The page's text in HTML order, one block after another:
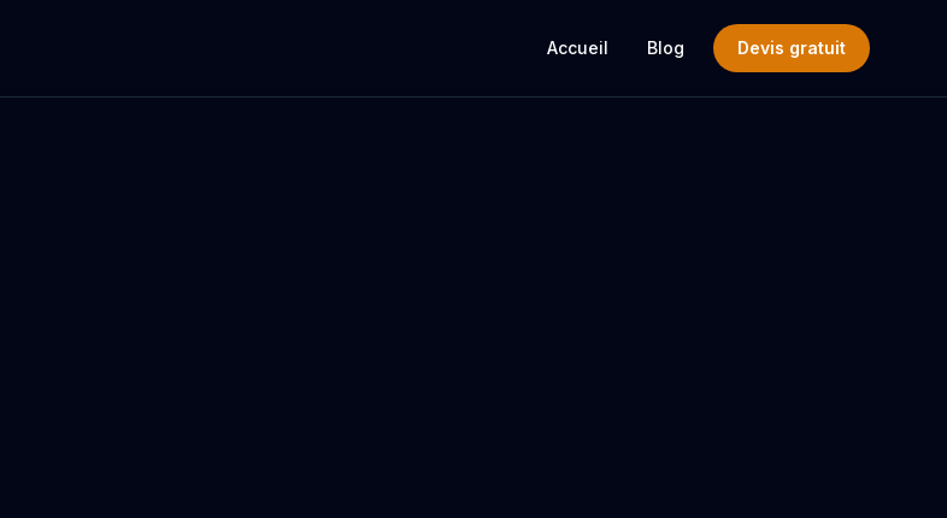
Accueil Blog Devis gratuit